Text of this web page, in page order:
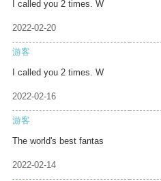
I called you 2 times. W
2022-02-20
游客
I called you 2 times. W
2022-02-16
游客
The world's best fantas
2022-02-14